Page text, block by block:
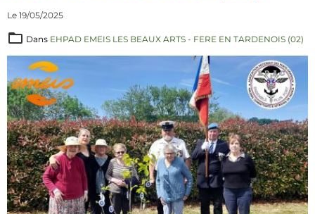
Le 19/05/2025
Dans EHPAD EMEIS LES BEAUX ARTS - FERE EN TARDENOIS (02)